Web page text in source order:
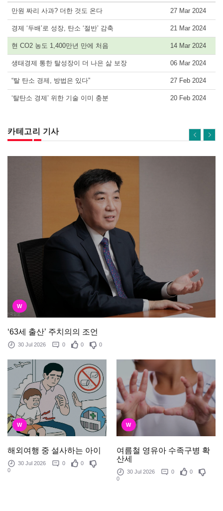
만원 짜리 사과? 더한 것도 온다 27 Mar 2024
경제 ‘두배’로 성장, 탄소 ‘절반’ 감축 21 Mar 2024
현 CO2 농도 1,400만년 만에 처음 14 Mar 2024
생태경제 통한 탈성장이 더 나은 삶 보장 06 Mar 2024
“탈 탄소 경제, 방법은 있다” 27 Feb 2024
‘탈탄소 경제’ 위한 기술 이미 충분 20 Feb 2024
카테고리 기사
W
‘63세 출산’ 주치의의 조언
30 Jul 2026 0 0 0
W
해외여행 중 설사하는 아이
30 Jul 2026 0
0
0
W
여름철 영유아 수족구병 확
산세
30 Jul 2026 0
0
0